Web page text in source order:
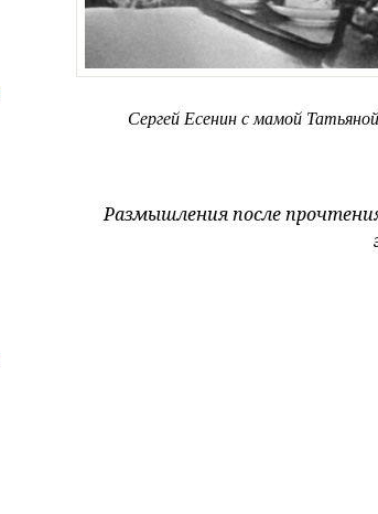
Сергей Есенин с мамой
Размышления после